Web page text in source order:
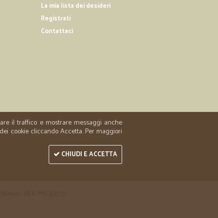
prodotti offerti da Cicalia e dal servizio di consegna
la freschezza dei prodotti acquistati
La mia lista dei desideri
Registrati
Contattaci
il traffico e mostrare messaggi anche
cookie cliccando Accetta. Per maggiori
CHIUDI E ACCETTA